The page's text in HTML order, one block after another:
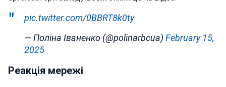
pic.twitter.com/0BBRT8k0ty
— Поліна Іваненко (@polinarbcua) February 15,
2025
Реакція мережі